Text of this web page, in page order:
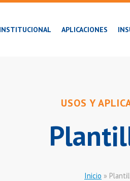
INSTITUCIONAL APLICACIONES
USOS Y
Inicio »